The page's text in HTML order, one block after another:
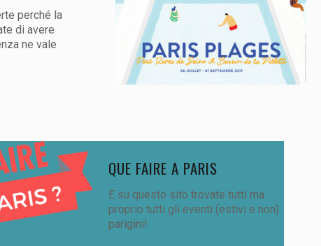
perché la
di avere
ne vale
QUE FAIRE A PARIS
E su questo sito trovate tutti ma
proprio tutti gli eventi (estivi e non)
parigini!